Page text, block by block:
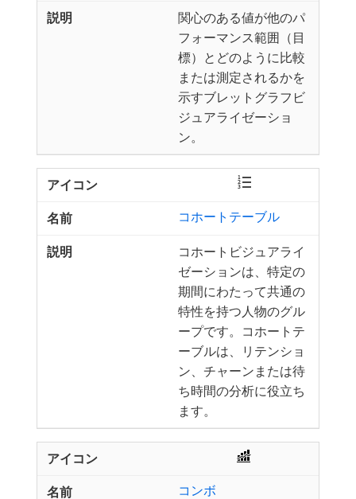
関心のある値が他のパ
フォーマンス範囲（目
標）とどのように比較
または測定されるかを
示すブレットグラフビ
ジュアライゼーショ
ン。
コホートテーブル
コホートビジュアライ
ゼーションは、特定の
期間にわたって共通の
特性を持つ人物のグル
ープです。コホートテ
ーブルは、リテンショ
ン、チャーンまたは待
ち時間の分析に役立ち
ます。
コンボ